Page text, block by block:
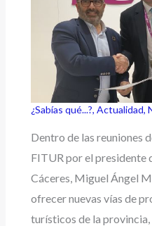
¿Sabías qué...?,Actualidad,
Dentro de las reuniones
FITUR por el presidente
Cáceres, Miguel Ángel
ofrecer nuevas vías de
turísticos de la provincia,